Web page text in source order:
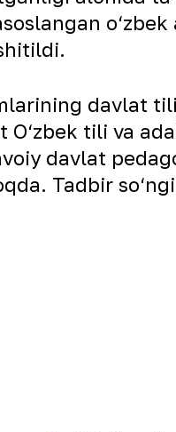
davlat
O‘zbek tili va
davlat
Tadbir